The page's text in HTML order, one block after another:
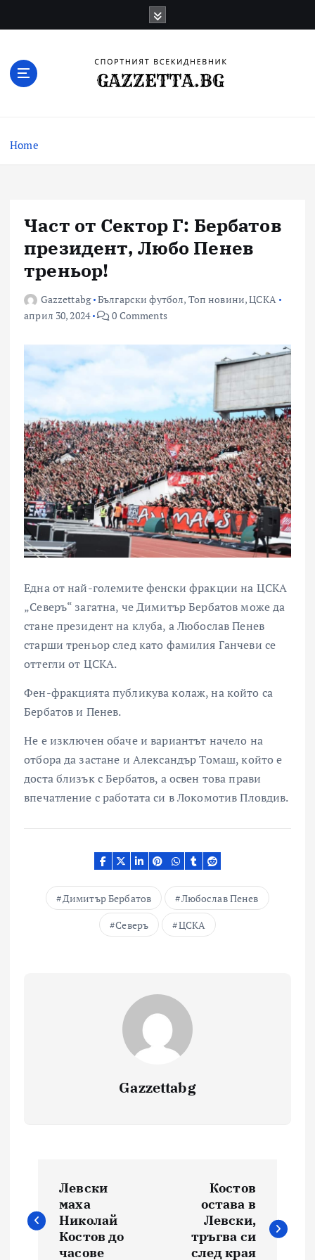
Home
Част от Сектор Г: Бербатов
президент, Любо Пенев
треньор!
Gazzettabg Български футбол, Топ новини,ЦСКА
април 30, 2024
0 Comments
Една от най-големите фенски фракции на ЦСКА
„Северъ“ загатна, че Димитър Бербатов може да
стане президент на клуба, а Любослав Пенев
старши треньор след като фамилия Ганчеви се
оттегли от ЦСКА.
Фен-фракцията публикува колаж, на който са
Бербатов и Пенев.
Не е изключен обаче и вариантът начело на
отбора да застане и Александър Томаш, който е
доста близък с Бербатов, а освен това прави
впечатление с работата си в Локомотив Пловдив.
Димитър Бербатов
Любослав Пенев
Северъ
ЦСКА
Gazzettabg
Навигация
Левски
маха
Николай
Костов до
часове
Костов
остава в
Левски,
тръгва си
след края